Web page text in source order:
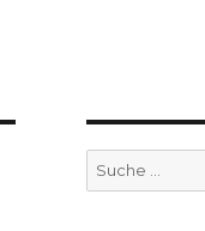
Suche
nach: